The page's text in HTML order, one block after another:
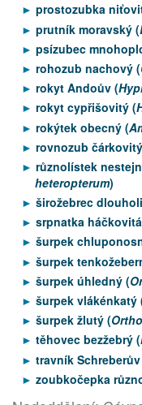
prostozubka
prutník moravský (
psízubec
rohozub nachový (
rokyt Andoův (
rokyt cypřišovitý (
rokýtek obecný (
rovnozub
různolístek
heteropterum)
širožebrec
srpnatka
šurpek
šurpek
šurpek úhledný (
šurpek vlákénkatý
šurpek žlutý (
těhovec bezžebrý (
travník Schreberův
zoubkočepka